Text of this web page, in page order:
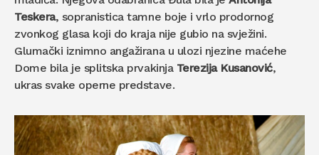
Teskera, sopranistica tamne boje i vrlo prodornog
zvonkog glasa koji do kraja nije gubio na svježini.
Glumački iznimno angažirana u ulozi njezine maćehe
Dome bila je splitska prvakinjaTerezija Kusanović,
ukras svake operne predstave.